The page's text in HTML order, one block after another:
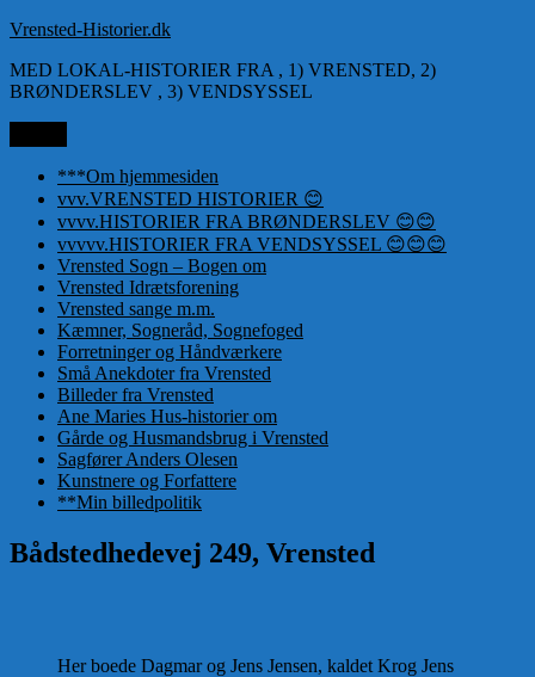
Videre
indhold
Vrensted-Historier.dk
MED LOKAL-HISTORIER FRA , 1) VRENSTED, 2)
BRØNDERSLEV , 3) VENDSYSSEL
***Om hjemmesiden
vvv.VRENSTED HISTORIER 😊
vvvv.HISTORIER FRA BRØNDERSLEV 😊😊
vvvvv.HISTORIER FRA VENDSYSSEL 😊😊😊
Vrensted Sogn – Bogen om
Vrensted Idrætsforening
Vrensted sange m.m.
Kæmner, Sogneråd, Sognefoged
Forretninger og Håndværkere
Små Anekdoter fra Vrensted
Billeder fra Vrensted
Ane Maries Hus-historier om
Gårde og Husmandsbrug i Vrensted
Sagfører Anders Olesen
Kunstnere og Forfattere
**Min billedpolitik
Bådstedhedevej 249, Vrensted
Her boede Dagmar og Jens Jensen, kaldet Krog Jens